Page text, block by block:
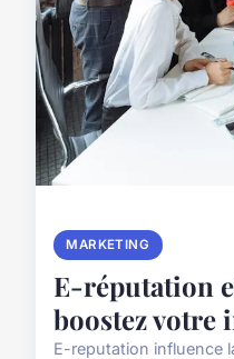
MARKETING
E-réputation
boostez votre
E-reputation influence